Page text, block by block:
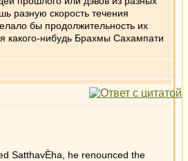
разную скорость течения
бы продолжительность их
какого-нибудь Брахмы Сахампати
SatthavÈha, he renounced the